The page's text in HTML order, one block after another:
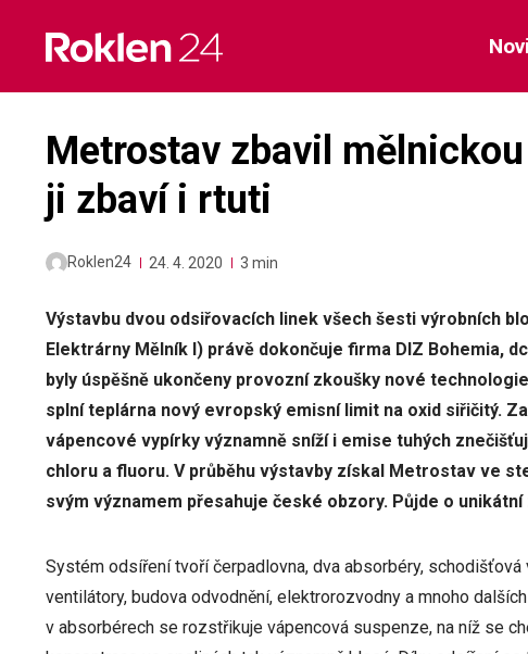
content
Metrostav zbavil
ji zbaví i rtuti
Roklen24 24. 4. 2020 3 min
Výstavbu dvou odsiřovacích linek všech šesti výrobních
Elektrárny Mělník I) právě dokončuje firma DIZ Bohemia,
byly úspěšně ukončeny provozní zkoušky nové
splní teplárna nový evropský emisní limit na oxid siřičitý.
vápencové vypírky významně sníží i emise tuhých
chloru a fluoru. V průběhu výstavby získal Metrostav ve
svým významem přesahuje české obzory. Půjde o
Systém odsíření tvoří čerpadlovna, dva absorbéry, schodišťová
ventilátory, budova odvodnění, elektrorozvodny a mnoho
v absorbérech se rozstřikuje vápencová suspenze, na níž se